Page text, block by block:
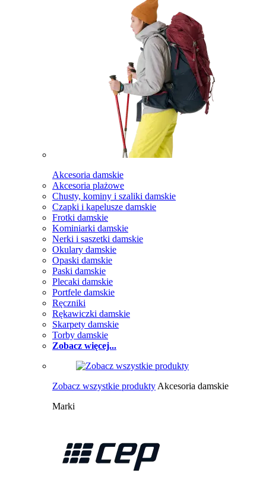
Akcesoria damskie
Akcesoria plażowe
Chusty, kominy i szaliki damskie
Czapki i kapelusze damskie
Frotki damskie
Kominiarki damskie
Nerki i saszetki damskie
Okulary damskie
Opaski damskie
Paski damskie
Plecaki damskie
Portfele damskie
Ręczniki
Rękawiczki damskie
Skarpety damskie
Torby damskie
Zobacz więcej...
Zobacz wszystkie produkty Akcesoria damskie
Marki